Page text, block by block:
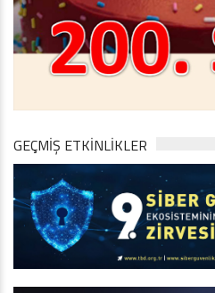
GEÇMİŞ ETKİNLİKLER